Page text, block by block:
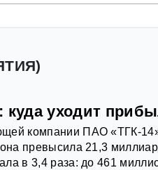
куда уходит
компании ПАО «ТГК-
превысила 21,3
в 3,4 раза: до 461